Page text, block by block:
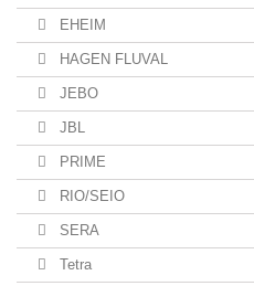
EHEIM
HAGEN FLUVAL
JEBO
JBL
PRIME
RIO/SEIO
SERA
Tetra